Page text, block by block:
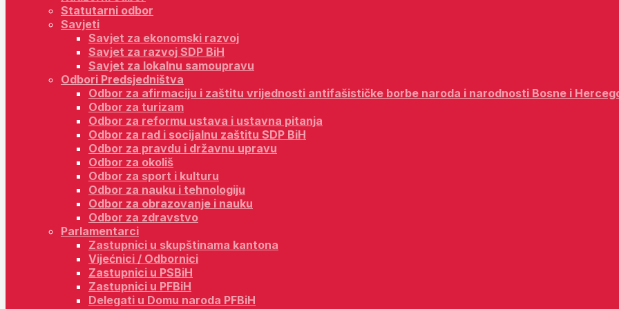
Statutarni odbor
Savjeti
Savjet za ekonomski razvoj
Savjet za razvoj SDP BiH
Savjet za lokalnu samoupravu
Odbori Predsjedništva
Odbor za afirmaciju i zaštitu vrijednosti antifašističke borbe naroda i narodnosti Bosne i
Odbor za turizam
Odbor za reformu ustava i ustavna pitanja
Odbor za rad i socijalnu zaštitu SDP BiH
Odbor za pravdu i državnu upravu
Odbor za okoliš
Odbor za sport i kulturu
Odbor za nauku i tehnologiju
Odbor za obrazovanje i nauku
Odbor za zdravstvo
Parlamentarci
Zastupnici u skupštinama kantona
Vijećnici / Odbornici
Zastupnici u PSBiH
Zastupnici u PFBiH
Delegati u Domu naroda PFBiH